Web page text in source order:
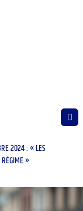
2024 : « LES
»